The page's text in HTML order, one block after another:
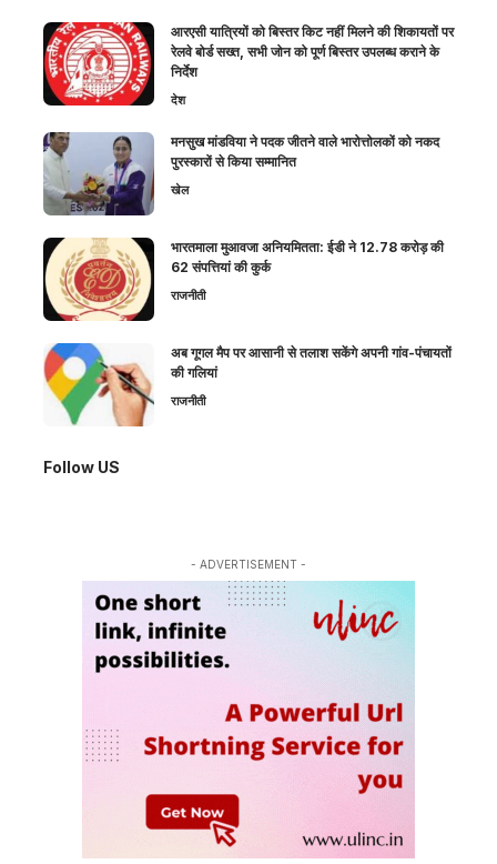
आरएसी यात्रियों को बिस्तर किट नहीं मिलने की शिकायतों पर
रेलवे बोर्ड सख्त, सभी जोन को पूर्ण बिस्तर उपलब्ध कराने के
निर्देश
देश
मनसुख मांडविया ने पदक जीतने वाले भारोत्तोलकों को नकद
पुरस्कारों से किया सम्मानित
खेल
भारतमाला मुआवजा अनियमितता: ईडी ने 12.78 करोड़ की
62 संपत्तियां की कुर्क
राजनीती
अब गूगल मैप पर आसानी से तलाश सकेंगे अपनी गांव-पंचायतों
की गलियां
राजनीती
Follow US
- ADVERTISEMENT -